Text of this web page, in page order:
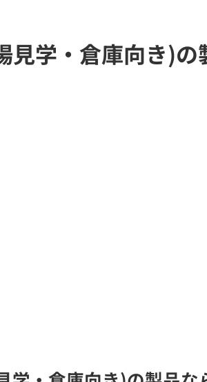
見学・倉庫向き)の